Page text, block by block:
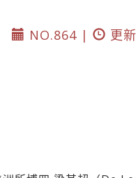
NO.864 |
更